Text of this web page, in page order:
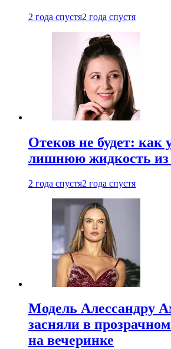
2 года спустя2 года спустя
Отеков не будет: как
лишнюю жидкость из
2 года спустя2 года спустя
Модель Алессандру
засняли в
на вечеринке